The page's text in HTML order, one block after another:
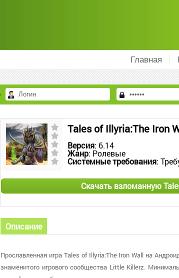
Главная
Tales of Illyria:The Iron
Версия: 6.14
Жанр: Ролевые
Системные требования:
Скачать взломанную
Описание
Прославленная игра Tales of Illyria:The Iron Wall на
знаменитого игрового сообщества Little Killerz.